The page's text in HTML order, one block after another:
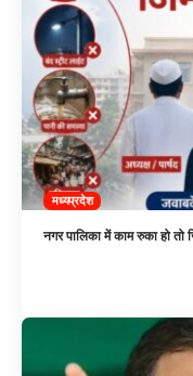
मध्यप्रदेश
नगर पालिका में काम रुका हो तो